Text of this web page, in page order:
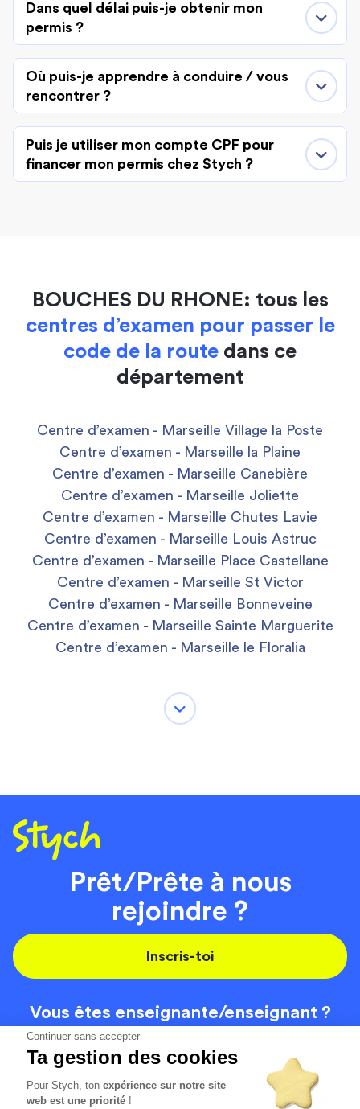
Continuer sans accepter
Ta gestion des cookies
Pour Stych, tonexpérience sur notre site
web est une priorité !
Dans quel délai puis-je obtenir mon
permis ?
Où puis-je apprendre à conduire / vous
rencontrer ?
Puis je utiliser mon compte CPF pour
financer mon permis chez Stych ?
BOUCHES DU RHONE: tous les
centres d’examen pour passer le
code de la route dans ce
département
Centre d’examen - Marseille Village la Poste
Centre d’examen - Marseille la Plaine
Centre d’examen - Marseille Canebière
Centre d’examen - Marseille Joliette
Centre d’examen - Marseille Chutes Lavie
Centre d’examen - Marseille Louis Astruc
Centre d’examen - Marseille Place Castellane
Centre d’examen - Marseille St Victor
Centre d’examen - Marseille Bonneveine
Centre d’examen - Marseille Sainte Marguerite
Centre d’examen - Marseille le Floralia
Prêt/Prête à nous
rejoindre ?
Inscris-toi
Vous êtes enseignante/enseignant ?
On recrute
Code de la route
Contact